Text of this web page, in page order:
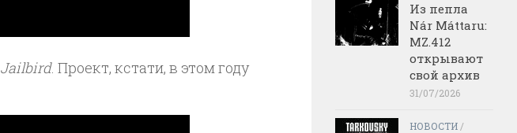
Jailbird. Проект, кстати, в этом году
Из пепла
Nár Máttaru:
MZ.412
открывают
свой архив
31/07/2026
НОВОСТИ /